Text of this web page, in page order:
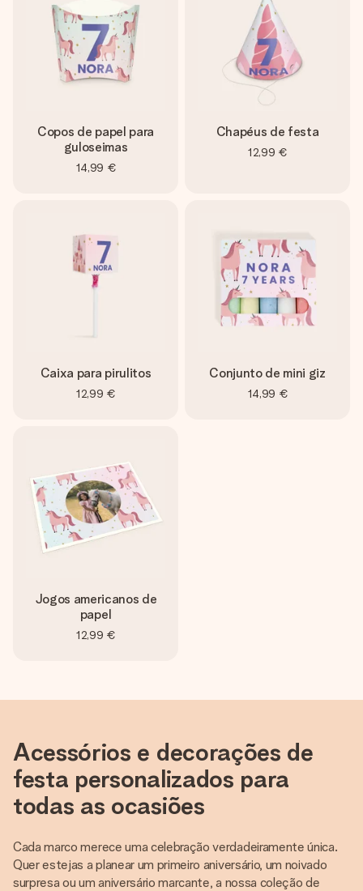
Copos de papel para
guloseimas
14,99 €
Chapéus de festa
12,99 €
Caixa para pirulitos
12,99 €
Conjunto de mini giz
14,99 €
Jogos americanos de
papel
12,99 €
Acessórios e decorações de
festa personalizados para
todas as ocasiões
Cada marco merece uma celebração verdadeiramente única.
Quer estejas a planear um primeiro aniversário, um noivado
surpresa ou um aniversário marcante, a nossa coleção de